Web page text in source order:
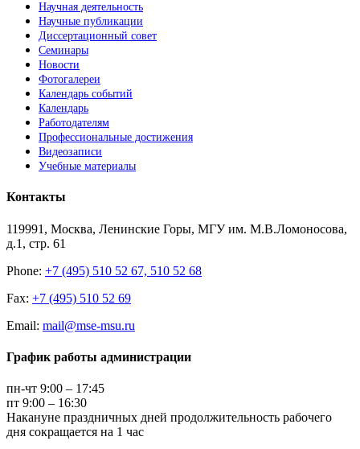
Научная деятельность
Научные публикации
Диссертационный совет
Семинары
Новости
Фотогалереи
Календарь событий
Календарь
Работодателям
Профессиональные достижения
Видеозаписи
Учебные материалы
Контакты
119991, Москва, Ленинские Горы, МГУ им. М.В.Ломоносова,
д.1, стр. 61
Phone: +7 (495) 510 52 67, 510 52 68
Fax: +7 (495) 510 52 69
Email: mail@mse-msu.ru
График работы администрации
пн-чт 9:00 – 17:45
пт 9:00 – 16:30
Накануне праздничных дней продолжительность рабочего
дня сокращается на 1 час